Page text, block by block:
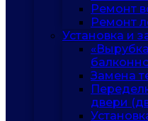
Ремонт
Ремонт
Установка и
Замена
двери